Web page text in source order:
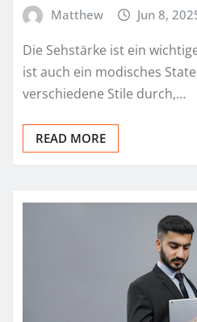
Matthew Jun 8,
Die Sehstärke ist ein
ist auch ein modisches
verschiedene Stile durch,…
READ MORE